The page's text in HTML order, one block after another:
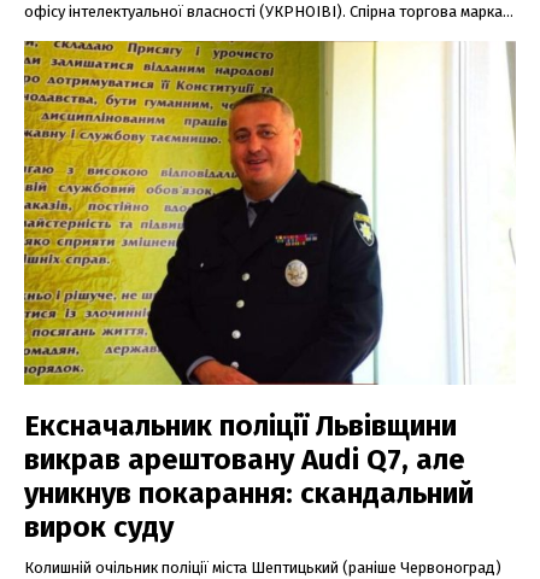
офісу інтелектуальної власності (УКРНОІВІ). Спірна торгова марка...
Ексначальник поліції Львівщини
викрав арештовану Audi Q7, але
уникнув покарання: скандальний
вирок суду
Колишній очільник поліції міста Шептицький (раніше Червоноград)